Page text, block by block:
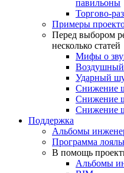
павильоны
Торгово-
Примеры
Перед выбором
несколько статей
Мифы о
Ударный
Снижение
Снижение
Снижение
Поддержка
Альбомы
Программа
В помощь
Альбомы